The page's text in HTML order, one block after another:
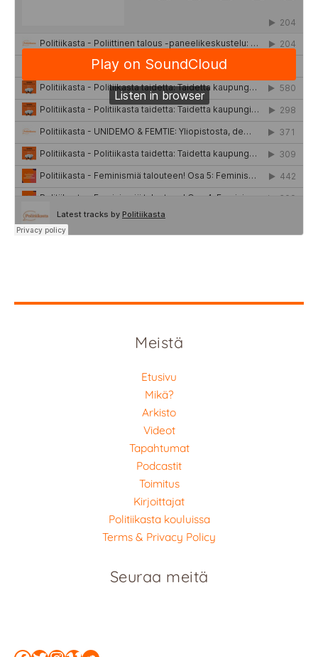
Meistä
Etusivu
Mikä?
Arkisto
Videot
Tapahtumat
Podcastit
Toimitus
Kirjoittajat
Politiikasta kouluissa
Terms & Privacy Policy
Seuraa meitä